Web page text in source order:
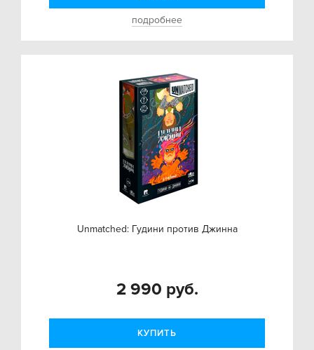
подробнее
Unmatched: Гудини против Джинна
2 990 руб.
КУПИТЬ